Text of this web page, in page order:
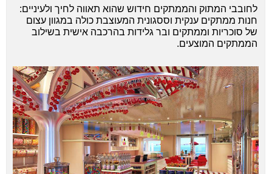
לחובבי המתוק והממתקים חידוש שהוא תאווה לחיך ולעיניים:
חנות ממתקים ענקית וססגונית המעוצבת כולה במגוון עצום
של סוכריות וממתקים ובר גלידות בהרכבה אישית בשילוב
הממתקים המוצעים.